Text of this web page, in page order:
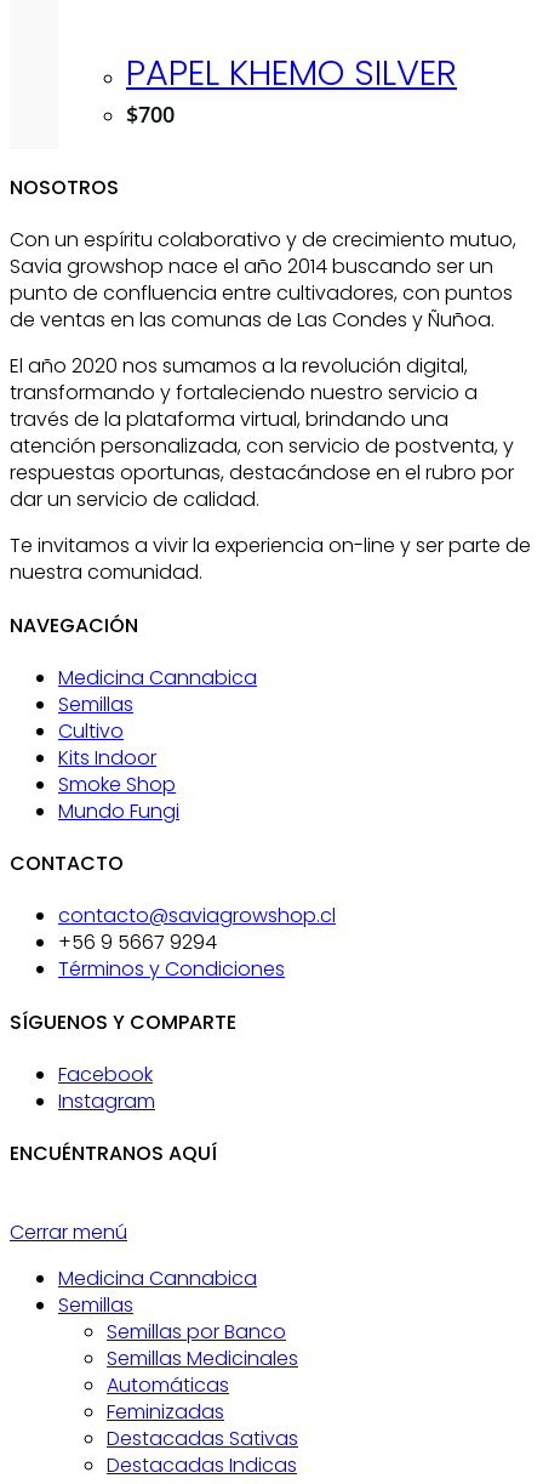
PAPEL KHEMO SILVER
$700
NOSOTROS
Con un espíritu colaborativo y de crecimiento mutuo,
Savia growshop nace el año 2014 buscando ser un
punto de confluencia entre cultivadores, con puntos
de ventas en las comunas de Las Condes y Ñuñoa.
El año 2020 nos sumamos a la revolución digital,
transformando y fortaleciendo nuestro servicio a
través de la plataforma virtual, brindando una
atención personalizada, con servicio de postventa, y
respuestas oportunas, destacándose en el rubro por
dar un servicio de calidad.
Te invitamos a vivir la experiencia on-line y ser parte de
nuestra comunidad.
NAVEGACIÓN
Medicina Cannabica
Semillas
Cultivo
Kits Indoor
Smoke Shop
Mundo Fungi
CONTACTO
contacto@saviagrowshop.cl
+56 9 5667 9294
Términos y Condiciones
SÍGUENOS Y COMPARTE
Facebook
Instagram
ENCUÉNTRANOS AQUÍ
Cerrar menú
Medicina Cannabica
Semillas
Semillas por Banco
Semillas Medicinales
Automáticas
Feminizadas
Destacadas Sativas
Destacadas Indicas